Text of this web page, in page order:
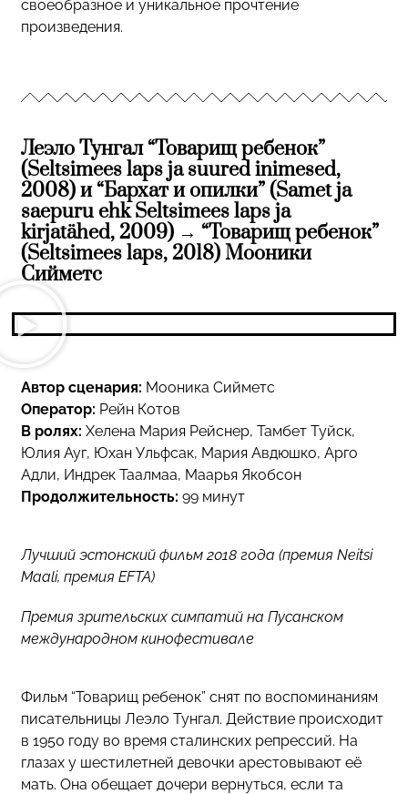
своеобразное и уникальное прочтение
произведения.
Леэло Тунгал “Товарищ ребенок”
(Seltsimees laps ja suured inimesed,
2008) и “Бархат и опилки” (Samet ja
saepuru ehk Seltsimees laps ja
kirjatähed, 2009) → “Товарищ ребенок”
(Seltsimees laps, 2018) Мооники
Сийметс
Автор сценария: Мооника Сийметс
Оператор: Рейн Котов
В ролях: Хелена Мария Рейснер, Тамбет Туйск,
Юлия Ауг, Юхан Ульфсак, Мария Авдюшко, Арго
Адли, Индрек Таалмаа, Маарья Якобсон
Продолжительность: 99 минут
Лучший эстонский фильм 2018 года (премия Neitsi
Maali, премия EFTA)
Премия зрительских симпатий на Пусанском
международном кинофестивале
Фильм “Товарищ ребенок” снят по воспоминаниям
писательницы Леэло Тунгал. Действие происходит
в 1950 году во время сталинских репрессий. На
глазах у шестилетней девочки арестовывают её
мать. Она обещает дочери вернуться, если та